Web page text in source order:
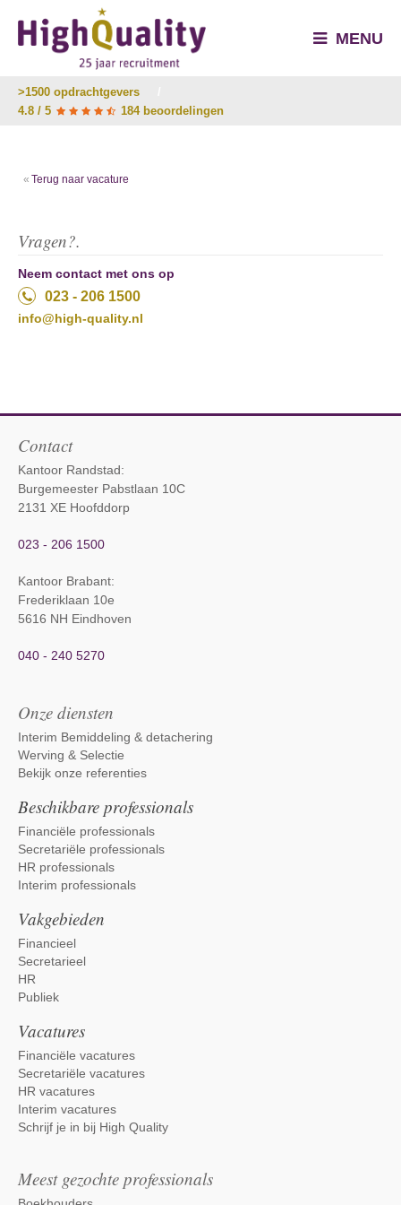
MENU
>1500 opdrachtgevers
4.8 / 5
184 beoordelingen
Terug naar vacature
Vragen?.
Neem contact met ons op
023 - 206 1500
info@high-quality.nl
Contact
Kantoor Randstad:
Burgemeester Pabstlaan 10C
2131 XE Hoofddorp
023 - 206 1500
Kantoor Brabant:
Frederiklaan 10e
5616 NH Eindhoven
040 - 240 5270
Onze diensten
Interim Bemiddeling & detachering
Werving & Selectie
Bekijk onze referenties
Beschikbare professionals
Financiële professionals
Secretariële professionals
HR professionals
Interim professionals
Vakgebieden
Financieel
Secretarieel
HR
Publiek
Vacatures
Financiële vacatures
Secretariële vacatures
HR vacatures
Interim vacatures
Schrijf je in bij High Quality
Meest gezochte professionals